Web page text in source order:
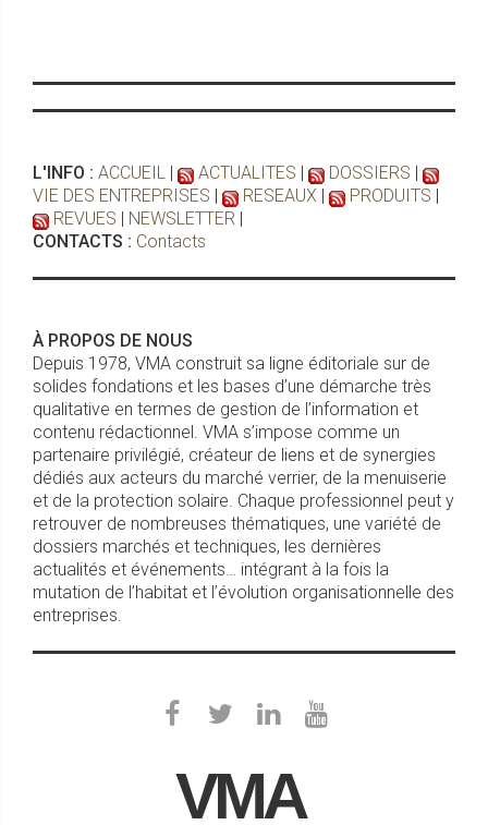
L'INFO : ACCUEIL | ACTUALITES | DOSSIERS |
VIE DES ENTREPRISES | RESEAUX | PRODUITS |
REVUES | NEWSLETTER |
CONTACTS : Contacts
À PROPOS DE NOUS
Depuis 1978, VMA construit sa ligne éditoriale sur de
solides fondations et les bases d’une démarche très
qualitative en termes de gestion de l’information et
contenu rédactionnel. VMA s’impose comme un
partenaire privilégié, créateur de liens et de synergies
dédiés aux acteurs du marché verrier, de la menuiserie
et de la protection solaire. Chaque professionnel peut y
retrouver de nombreuses thématiques, une variété de
dossiers marchés et techniques, les dernières
actualités et événements… intégrant à la fois la
mutation de l’habitat et l’évolution organisationnelle des
entreprises.
VMA